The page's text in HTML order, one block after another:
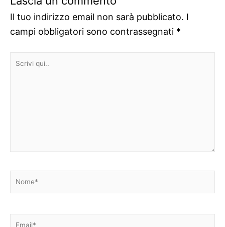
Il tuo indirizzo email non sarà pubblicato. I
campi obbligatori sono contrassegnati *
Scrivi
Nome*
Email*